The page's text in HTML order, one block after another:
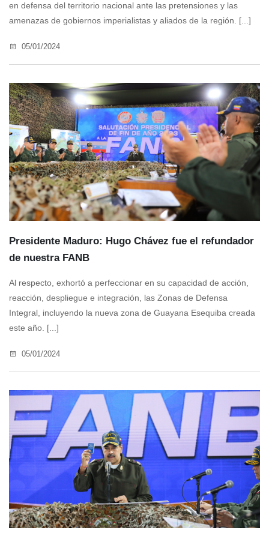
en defensa del territorio nacional ante las pretensiones y las
amenazas de gobiernos imperialistas y aliados de la región. [...]
05/01/2024
Presidente Maduro: Hugo Chávez fue el refundador
de nuestra FANB
Al respecto, exhortó a perfeccionar en su capacidad de acción,
reacción, despliegue e integración, las Zonas de Defensa
Integral, incluyendo la nueva zona de Guayana Esequiba creada
este año. [...]
05/01/2024